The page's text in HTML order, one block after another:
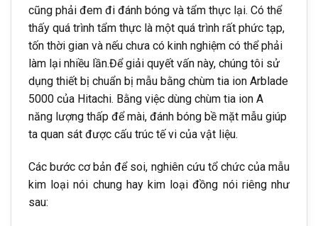
cũng phải đem đi đánh bóng và tẩm thực lại. Có thể
thấy quá trình tẩm thực là một quá trình rất phức tạp,
tốn thời gian và nếu chưa có kinh nghiệm có thể phải
làm lại nhiều lần.Để giải quyết vấn này, chúng tôi sử
dụng thiết bị chuẩn bị mẫu bằng chùm tia ion Arblade
5000 của Hitachi. Bằng việc dùng chùm tia ion A
năng lượng thấp để mài, đánh bóng bề mặt mẫu giúp
ta quan sát được cấu trúc tế vi của vật liệu.
Các bước cơ bản để soi, nghiên cứu tổ chức của mẫu
kim loại nói chung hay kim loại đồng nói riêng như
sau: